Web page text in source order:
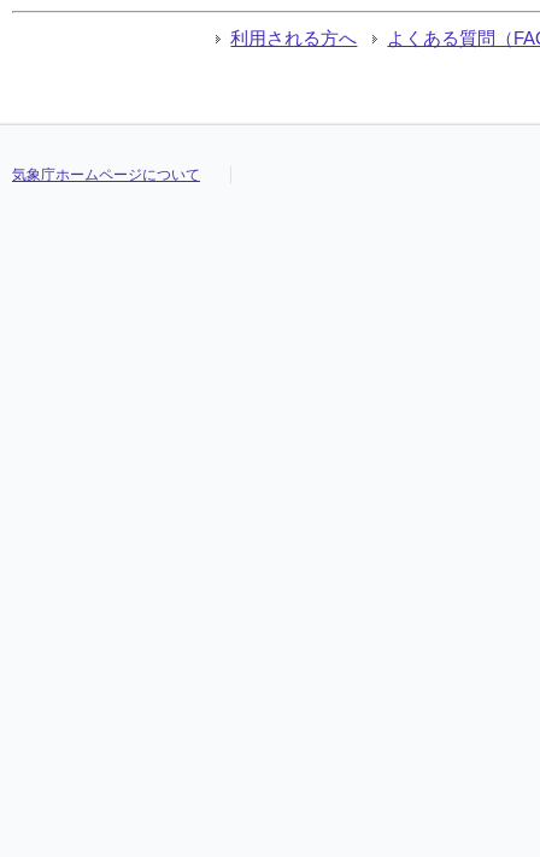
利用される方へ よくある質問（
気象庁ホームページについて